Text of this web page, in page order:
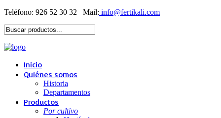
Teléfono: 926 52 30 32 Mail:
Inicio
Quiénes somos
Historia
Departamentos
Productos
Por cultivo